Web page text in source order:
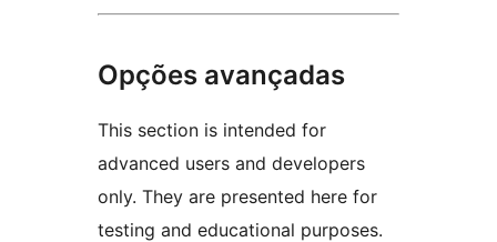
Opções avançadas
This section is intended for
advanced users and developers
only. They are presented here for
testing and educational purposes.